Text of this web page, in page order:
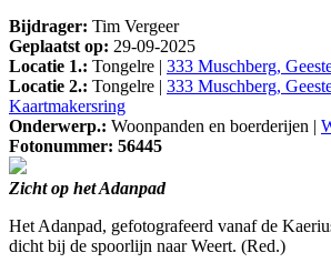
Bijdrager: Tim Vergeer
Geplaatst op: 29-09-2025
Locatie 1.: Tongelre | 333 Muschberg,
Locatie 2.: Tongelre | 333 Muschberg,
Kaartmakersring
Onderwerp.: Woonpanden en boerderijen |
Fotonummer: 56445
Zicht op het Adanpad
Het Adanpad, gefotografeerd vanaf de
dicht bij de spoorlijn naar Weert. (Red.)